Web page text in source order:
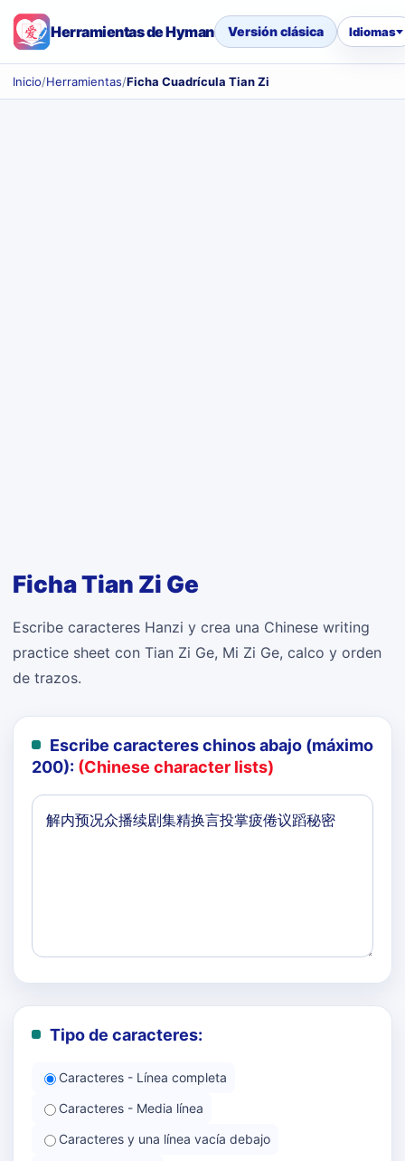
Herramientas de Hyman Versión clásica Idiomas
Inicio/Herramientas/Ficha Cuadrícula Tian Zi
Ficha Tian Zi Ge
Escribe caracteres Hanzi y crea una Chinese writing
practice sheet con Tian Zi Ge, Mi Zi Ge, calco y orden
de trazos.
Escribe caracteres chinos abajo (máximo
200): (Chinese character lists)
Tipo de caracteres:
Caracteres - Línea completa
Caracteres - Media línea
Caracteres y una línea vacía debajo